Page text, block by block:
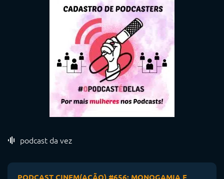
podcast da vez
PODCAST CINEM(AÇÃO) #656: MONOGAMIA E